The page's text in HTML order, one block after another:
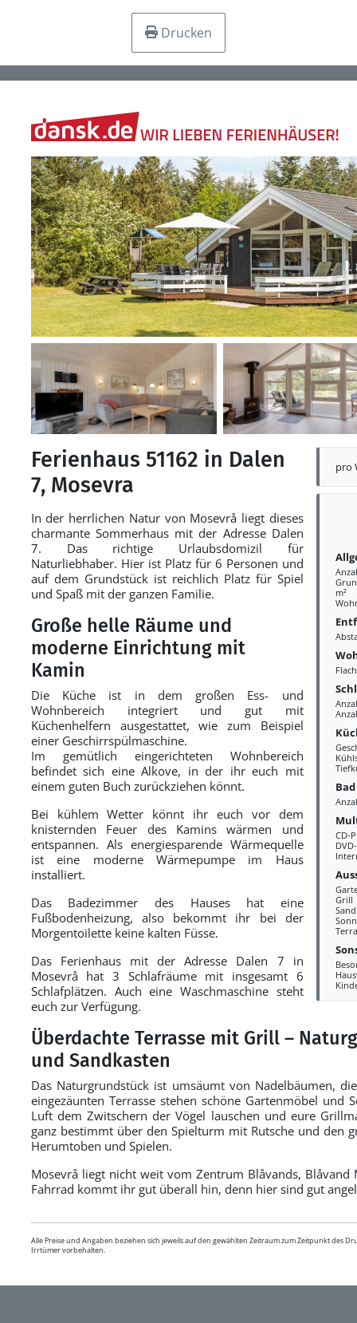
Drucken
pro
m²
Bad
CD-
Grill
Ferienhaus 51162 in Dalen
7, Mosevra
In der herrlichen Natur von Mosevrå liegt dieses
charmante Sommerhaus mit der Adresse Dalen
7. Das richtige Urlaubsdomizil für
Naturliebhaber. Hier ist Platz für 6 Personen und
auf dem Grundstück ist reichlich Platz für Spiel
und Spaß mit der ganzen Familie.
Große helle Räume und
moderne Einrichtung mit
Kamin
Die Küche ist in dem großen Ess- und
Wohnbereich integriert und gut mit
Küchenhelfern ausgestattet, wie zum Beispiel
einer Geschirrspülmaschine.
Im gemütlich eingerichteten Wohnbereich
befindet sich eine Alkove, in der ihr euch mit
einem guten Buch zurückziehen könnt.
Bei kühlem Wetter könnt ihr euch vor dem
knisternden Feuer des Kamins wärmen und
entspannen. Als energiesparende Wärmequelle
ist eine moderne Wärmepumpe im Haus
installiert.
Das Badezimmer des Hauses hat eine
Fußbodenheizung, also bekommt ihr bei der
Morgentoilette keine kalten Füsse.
Das Ferienhaus mit der Adresse Dalen 7 in
Mosevrå hat 3 Schlafräume mit insgesamt 6
Schlafplätzen. Auch eine Waschmaschine steht
euch zur Verfügung.
Überdachte Terrasse mit Grill –
und Sandkasten
Das Naturgrundstück ist umsäumt von Nadelbäumen,
eingezäunten Terrasse stehen schöne Gartenmöbel
Luft dem Zwitschern der Vögel lauschen und eure
ganz bestimmt über den Spielturm mit Rutsche und den
Herumtoben und Spielen.
Mosevrå liegt nicht weit vom Zentrum Blåvands,
Fahrrad kommt ihr gut überall hin, denn hier sind gut
Alle Preise und Angaben beziehen sich jeweils auf den gewählten Zeitraum zum Zeitpunkt des
Irrtümer vorbehalten.